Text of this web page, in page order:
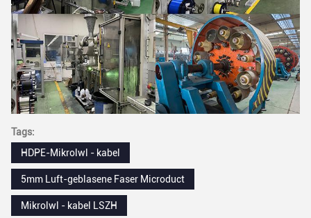
Tags:
HDPE-Mikrolwl - kabel
5mm Luft-geblasene Faser Microduct
Mikrolwl - kabel LSZH